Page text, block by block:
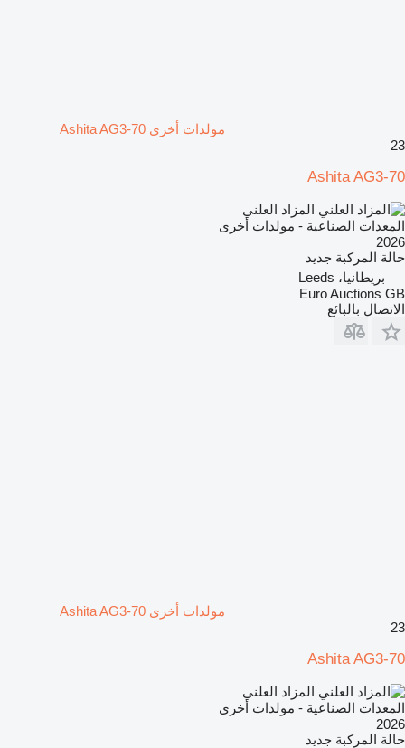
مولدات أخرى Ashita AG3-70
23
Ashita AG3-70
المزاد العلني
المعدات الصناعية - مولدات أخرى
2026
حالة المركبة جديد
بريطانيا، Leeds
Euro Auctions GB
الاتصال بالبائع
مولدات أخرى Ashita AG3-70
23
Ashita AG3-70
المزاد العلني
المعدات الصناعية - مولدات أخرى
2026
حالة المركبة جديد